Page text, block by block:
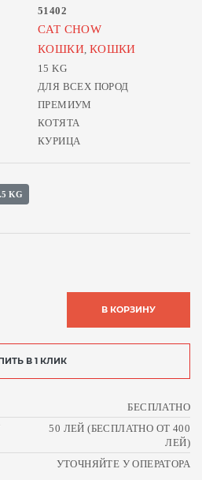
51402
CAT CHOW
КОШКИ, КОШКИ
15 KG
ДЛЯ ВСЕХ ПОРОД
ПРЕМИУМ
КОТЯТА
КУРИЦА
KG
В КОРЗИНУ
В 1 КЛИК
БЕСПЛАТНО
50 ЛЕЙ (БЕСПЛАТНО ОТ 400
ЛЕЙ)
УТОЧНЯЙТЕ У ОПЕРАТОРА